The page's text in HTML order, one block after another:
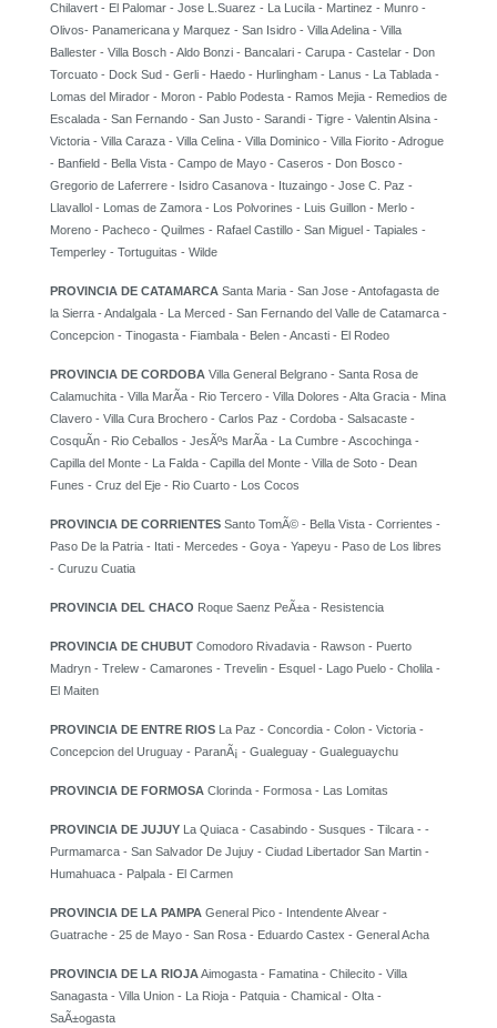
Chilavert - El Palomar - Jose L.Suarez - La Lucila - Martinez - Munro -
Olivos- Panamericana y Marquez - San Isidro - Villa Adelina - Villa
Ballester - Villa Bosch - Aldo Bonzi - Bancalari - Carupa - Castelar - Don
Torcuato - Dock Sud - Gerli - Haedo - Hurlingham - Lanus - La Tablada -
Lomas del Mirador - Moron - Pablo Podesta - Ramos Mejia - Remedios de
Escalada - San Fernando - San Justo - Sarandi - Tigre - Valentin Alsina -
Victoria - Villa Caraza - Villa Celina - Villa Dominico - Villa Fiorito - Adrogue
- Banfield - Bella Vista - Campo de Mayo - Caseros - Don Bosco -
Gregorio de Laferrere - Isidro Casanova - Ituzaingo - Jose C. Paz -
Llavallol - Lomas de Zamora - Los Polvorines - Luis Guillon - Merlo -
Moreno - Pacheco - Quilmes - Rafael Castillo - San Miguel - Tapiales -
Temperley - Tortuguitas - Wilde
PROVINCIA DE CATAMARCA Santa Maria - San Jose - Antofagasta de
la Sierra - Andalgala - La Merced - San Fernando del Valle de Catamarca -
Concepcion - Tinogasta - Fiambala - Belen - Ancasti - El Rodeo
PROVINCIA DE CORDOBA Villa General Belgrano - Santa Rosa de
Calamuchita - Villa MarÃ­a - Rio Tercero - Villa Dolores - Alta Gracia - Mina
Clavero - Villa Cura Brochero - Carlos Paz - Cordoba - Salsacaste -
CosquÃ­n - Rio Ceballos - JesÃºs MarÃ­a - La Cumbre - Ascochinga -
Capilla del Monte - La Falda - Capilla del Monte - Villa de Soto - Dean
Funes - Cruz del Eje - Rio Cuarto - Los Cocos
PROVINCIA DE CORRIENTES Santo TomÃ© - Bella Vista - Corrientes -
Paso De la Patria - Itati - Mercedes - Goya - Yapeyu - Paso de Los libres
- Curuzu Cuatia
PROVINCIA DEL CHACO Roque Saenz PeÃ±a - Resistencia
PROVINCIA DE CHUBUT Comodoro Rivadavia - Rawson - Puerto
Madryn - Trelew - Camarones - Trevelin - Esquel - Lago Puelo - Cholila -
El Maiten
PROVINCIA DE ENTRE RIOS La Paz - Concordia - Colon - Victoria -
Concepcion del Uruguay - ParanÃ¡ - Gualeguay - Gualeguaychu
PROVINCIA DE FORMOSA Clorinda - Formosa - Las Lomitas
PROVINCIA DE JUJUY La Quiaca - Casabindo - Susques - Tilcara - -
Purmamarca - San Salvador De Jujuy - Ciudad Libertador San Martin -
Humahuaca - Palpala - El Carmen
PROVINCIA DE LA PAMPA General Pico - Intendente Alvear -
Guatrache - 25 de Mayo - San Rosa - Eduardo Castex - General Acha
PROVINCIA DE LA RIOJAAimogasta - Famatina - Chilecito - Villa
Sanagasta - Villa Union - La Rioja - Patquia - Chamical - Olta -
SaÃ±ogasta